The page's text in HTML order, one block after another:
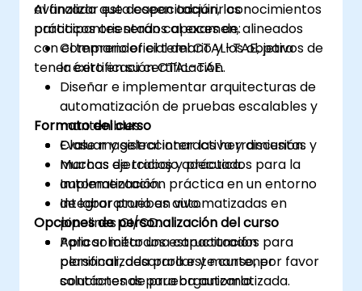
avanzado que deseen adquirir conocimientos
prácticos orientados al examen, alineados
con el temario oficial del CTAL-TAE, para
tener éxito en su certificación.
Al finalizar esta capacitación, los
participantes serán capaces de:
Comprender el temario y los objetivos de
la certificación CTAL-TAE.
Diseñar e implementar arquitecturas de
automatización de pruebas escalables y
mantenibles.
Evaluar y seleccionar las herramientas y
marcos de trabajo adecuados para la
automatización.
Integrar pruebas automatizadas en
pipelines CI/CD.
Aplicar métodos estructurados para
planificar, desarrollar y mantener
soluciones de prueba automatizada.
Formato del curso
Clase magistral interactiva y discusión.
Muchas ejercicios y práctica.
Implementación práctica en un entorno
de laboratorio en vivo.
Opciones de personalización del curso
Para solicitar una capacitación
personalizada para este curso, por favor
contáctenos para organizarlo.